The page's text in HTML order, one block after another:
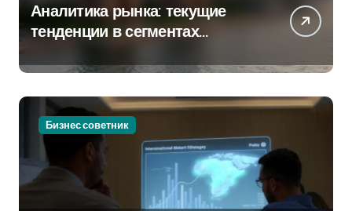
Аналитика рынка: текущие
тенденции в сегментах
Бизнес советник